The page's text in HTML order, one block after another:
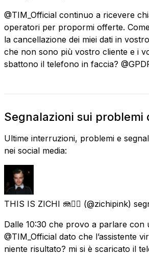
@TIM_Official continuo a ricevere
operatori per propormi offerte.
la cancellazione dei miei dati in
che non sono più vostro cliente e i
sbattono il telefono in faccia?
Segnalazioni sui problemi
Ultime interruzioni, problemi e
nei social media:
THIS IS ZICHI 🪼🏳️‍🌈 (@zichipink)
Dalle 10:30 che provo a parlare con
@TIM_Official dato che l’assistente
niente risultato? mi si è scaricato il